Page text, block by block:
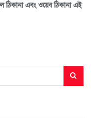
ঠিকানা এবং ওয়েব ঠিকানা এই